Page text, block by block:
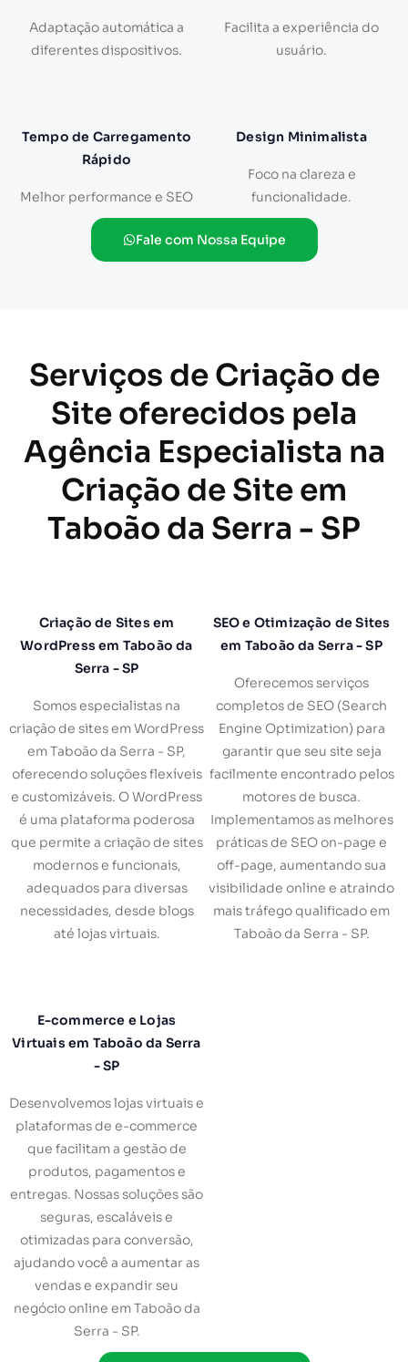
Adaptação automática a
diferentes dispositivos.
Facilita a experiência do
usuário.
Tempo de Carregamento
Rápido
Melhor performance e SEO
Design Minimalista
Foco na clareza e
funcionalidade.
Fale com Nossa Equipe
Serviços de Criação de
Site oferecidos pela
Agência Especialista na
Criação de Site em
Taboão da Serra - SP
Criação de Sites em
WordPress em Taboão da
Serra - SP
Somos especialistas na
criação de sites em WordPress
em Taboão da Serra - SP,
oferecendo soluções flexíveis
e customizáveis. O WordPress
é uma plataforma poderosa
que permite a criação de sites
modernos e funcionais,
adequados para diversas
necessidades, desde blogs
até lojas virtuais.
SEO e Otimização de Sites
em Taboão da Serra - SP
Oferecemos serviços
completos de SEO (Search
Engine Optimization) para
garantir que seu site seja
facilmente encontrado pelos
motores de busca.
Implementamos as melhores
práticas de SEO on-page e
off-page, aumentando sua
visibilidade online e atraindo
mais tráfego qualificado em
Taboão da Serra - SP.
E-commerce e Lojas
Virtuais em Taboão da Serra
- SP
Desenvolvemos lojas virtuais e
plataformas de e-commerce
que facilitam a gestão de
produtos, pagamentos e
entregas. Nossas soluções são
seguras, escaláveis e
otimizadas para conversão,
ajudando você a aumentar as
vendas e expandir seu
negócio online em Taboão da
Serra - SP.